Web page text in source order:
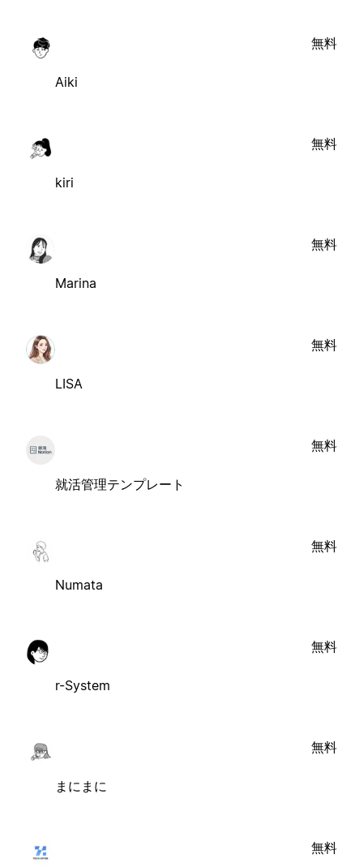
Aiki
無料
kiri
無料
Marina
無料
LISA
無料
就活管理テンプレート
無料
Numata
無料
r-System
無料
まにまに
無料
無料